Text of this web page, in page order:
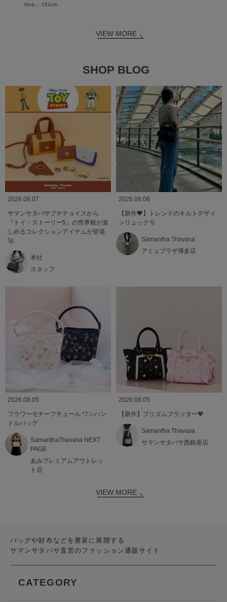
hina... 151cm
VIEW MORE
SHOP BLOG
2026.08.07
サマンサタバサプチチョイスから
『トイ・ストーリー5』の世界観が楽
しめるコレクションアイテムが登場
🚀
本社
スタッフ
2026.08.06
【新作🖤】トレンドのキルトデザイ
ンリュック🫧
Samantha Thavasa
アミュプラザ博多店
2026.08.05
フラワーモチーフチュール ワンハン
ドルバッグ
SamanthaThavasa NEXT
PAGE
あみプレミアムアウトレッ
ト店
2026.08.05
【新作】プリズムフラッター💖
Samantha Thavasa
サマンサタバサ西銀座店
VIEW MORE
バッグや財布などを豊富に展開する
サマンサタバサ直営のファッション通販サイト
CATEGORY